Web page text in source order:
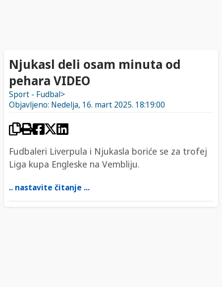
Njukasl deli osam minuta od
pehara VIDEO
Sport - Fudbal>
Objavljeno: Nedelja, 16. mart 2025. 18:19:00
Fudbaleri Liverpula i Njukasla boriće se za trofej
Liga kupa Engleske na Vembliju.
.. nastavite čitanje ...